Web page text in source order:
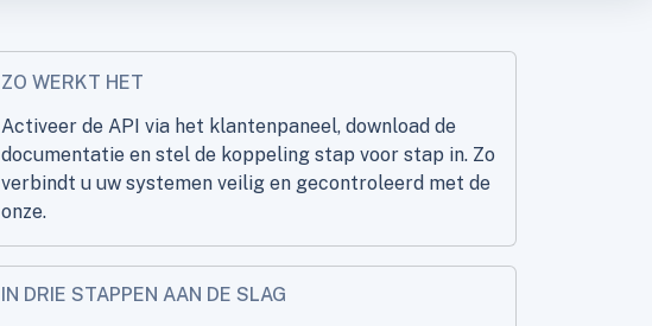
ZO WERKT HET
Activeer de API via het klantenpaneel, download de
documentatie en stel de koppeling stap voor stap in. Zo
verbindt u uw systemen veilig en gecontroleerd met de
onze.
IN DRIE STAPPEN AAN DE SLAG